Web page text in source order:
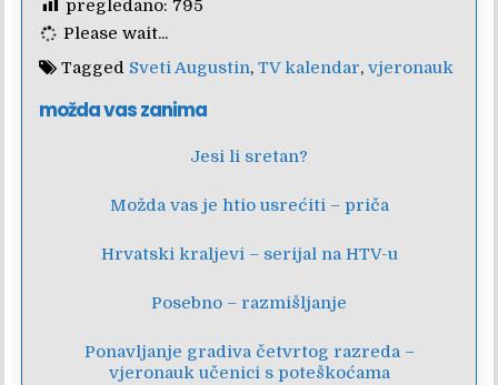
pregledano: 795
Please wait...
Tagged Sveti Augustin,TV kalendar,vjeronauk
možda vas zanima
Jesi li sretan?
Možda vas je htio usrećiti – priča
Hrvatski kraljevi – serijal na HTV-u
Posebno – razmišljanje
Ponavljanje gradiva četvrtog razreda –
vjeronauk učenici s poteškoćama